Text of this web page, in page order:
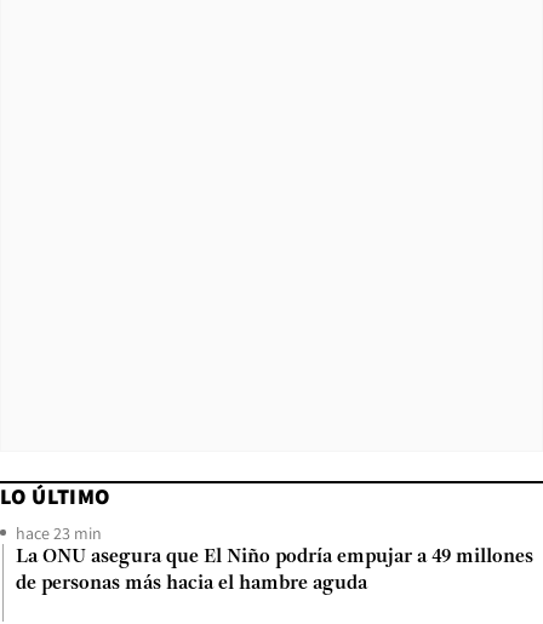
LO ÚLTIMO
hace 23 min
La ONU asegura que El Niño podría empujar a 49 millones
de personas más hacia el hambre aguda